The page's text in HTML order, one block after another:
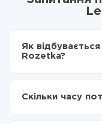
Як
Rozetka?
Вибираєте які
Скільки часу